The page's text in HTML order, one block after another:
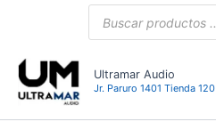
Ultramar Audio
Jr. Paruro 1401 Tienda 120